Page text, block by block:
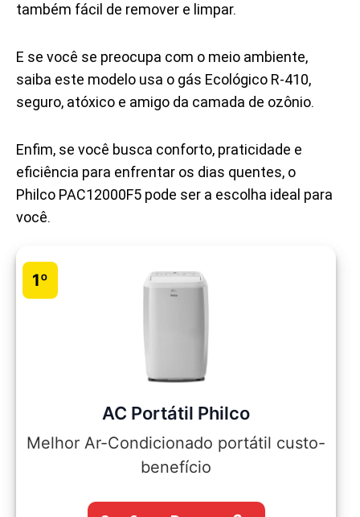
também fácil de remover e limpar.
E se você se preocupa com o meio ambiente,
saiba este modelo usa o gás Ecológico R-410,
seguro, atóxico e amigo da camada de ozônio.
Enfim, se você busca conforto, praticidade e
eficiência para enfrentar os dias quentes, o
Philco PAC12000F5 pode ser a escolha ideal para
você.
1º
AC Portátil Philco
Melhor Ar-Condicionado portátil custo-
benefício